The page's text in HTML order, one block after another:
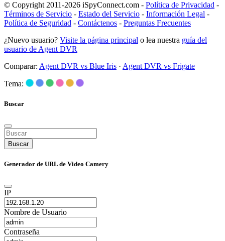
© Copyright 2011-2026 iSpyConnect.com - Política de Privacidad -
Términos de Servicio - Estado del Servicio - Información Legal -
Política de Seguridad - Contáctenos - Preguntas Frecuentes
¿Nuevo usuario? Visite la página principal o lea nuestra guía del
usuario de Agent DVR
Comparar: Agent DVR vs Blue Iris · Agent DVR vs Frigate
Tema:
Buscar
Buscar
Generador de URL de Video Camery
IP
Nombre de Usuario
Contraseña